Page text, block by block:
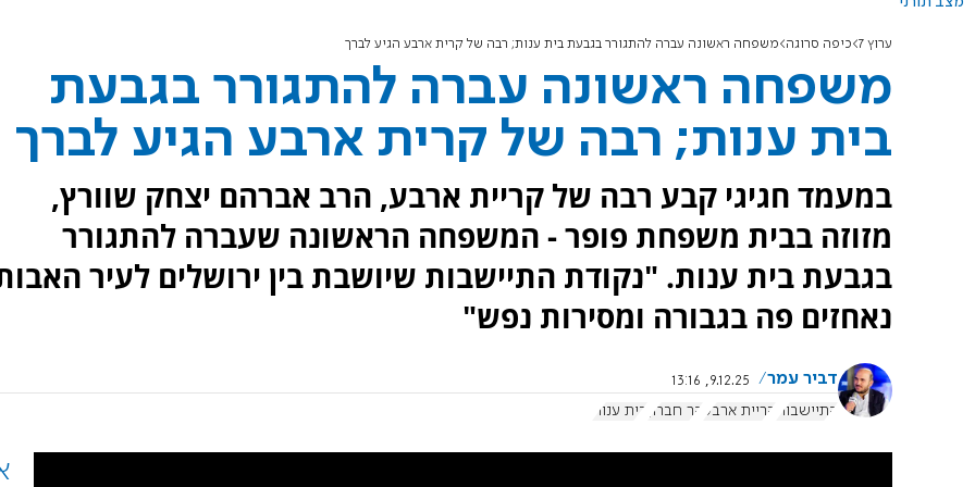
ערוץ 7 כיפה סרוגה משפחה ראשונה עברה להתגורר בגבעת בית ענות; רבה של קרית ארבע הגיע לברך
משפחה ראשונה עברה להתגורר בגבעת
בית ענות; רבה של קרית ארבע הגיע לברך
במעמד חגיגי קבע רבה של קריית ארבע, הרב אברהם יצחק שוורץ,
מזוזה בבית משפחת פופר - המשפחה הראשונה שעברה להתגורר
בגבעת בית ענות. "נקודת התיישבות שיושבת בין ירושלים לעיר
נאחזים פה בגבורה ומסירות נפש"
דביר עמר
9.12.25, 13:16
התיישבות
קריית ארבע הר חברון בית ענות